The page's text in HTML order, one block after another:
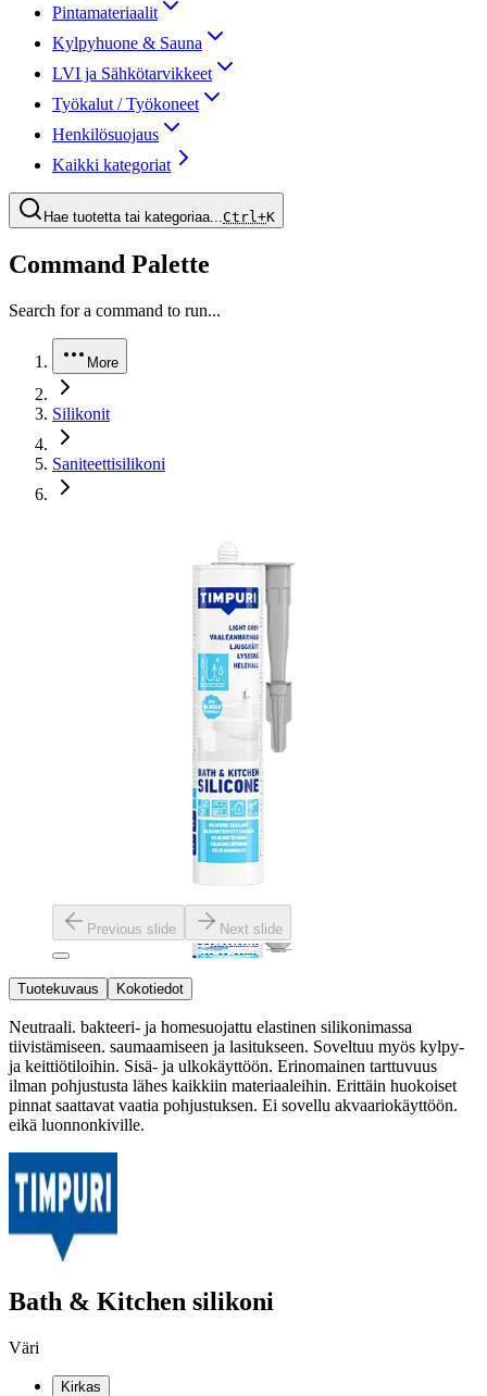
Pintamateriaalit
Kylpyhuone & Sauna
LVI ja Sähkötarvikkeet
Työkalut / Työkoneet
Henkilösuojaus
Kaikki kategoriat
Hae tuotetta tai kategoriaa...Ctrl+K
Command Palette
Search for a command to run...
More
Silikonit
Saniteettisilikoni
Previous slide Next slide
Tuotekuvaus Kokotiedot
Neutraali. bakteeri- ja homesuojattu elastinen silikonimassa
tiivistämiseen. saumaamiseen ja lasitukseen. Soveltuu myös kylpy-
ja keittiötiloihin. Sisä- ja ulkokäyttöön. Erinomainen tarttuvuus
ilman pohjustusta lähes kaikkiin materiaaleihin. Erittäin huokoiset
pinnat saattavat vaatia pohjustuksen. Ei sovellu akvaariokäyttöön.
eikä luonnonkiville.
Bath & Kitchen silikoni
Väri
Kirkas